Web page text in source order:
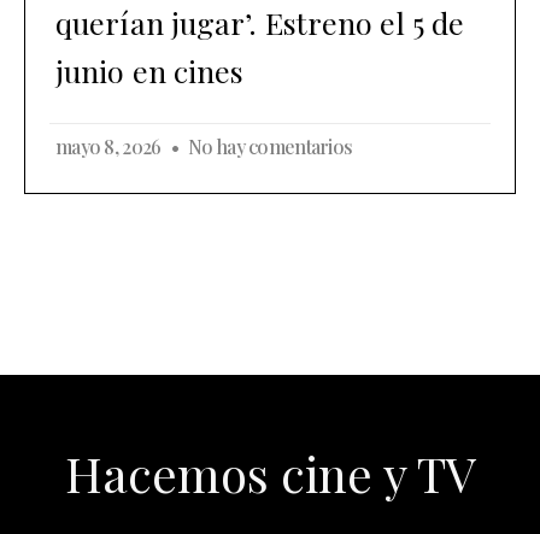
querían jugar’. Estreno el 5 de
junio en cines
mayo 8, 2026 No hay comentarios
Hacemos cine y TV